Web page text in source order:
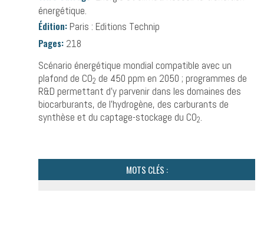
énergétique.
Édition: Paris : Editions Technip
Pages: 218
Scénario énergétique mondial compatible avec un
plafond de CO2 de 450 ppm en 2050 ; programmes de
R&D permettant d’y parvenir dans les domaines des
biocarburants, de l’hydrogène, des carburants de
synthèse et du captage-stockage du CO2.
MOTS CLÉS :